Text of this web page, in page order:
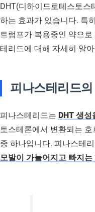
DHT(디하이드로테스토
하는 효과가 있습니다. 특
트럼프가 복용중인 약으
테리드에 대해 자세히 알
피나스테리드의
피나스테리드는 DHT 생성
토스테론에서 변환되는
중 하나입니다. 피나스테
모발이 가늘어지고 빠지는